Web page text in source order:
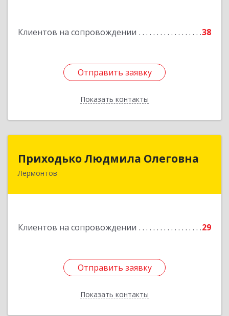
Клиентов на сопровождении 38
Отправить заявку
Показать контакты
Отправить заявку
Назад
Приходько Людмила Олеговна
Лермонтов
Клиентов на сопровождении 29
Отправить заявку
Показать контакты
357341, Лермонтов г, П.Лумумбы ул, дом №
Отправить заявку
Назад